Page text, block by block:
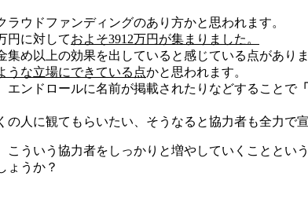
ウドファンディングのあり方かと思われます。
円に対しておよそ3912万円が集まりました。
め以上の効果を出していると感じている点がありま
うな立場にできている点かと思われます。
ンドロールに名前が掲載されたりなどすることで
人に観てもらいたい、そうなると協力者も全力で
ういう協力者をしっかりと増やしていくことと
ょうか？